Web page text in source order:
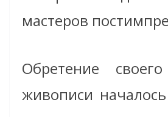
мастеров
Обретение
живописи